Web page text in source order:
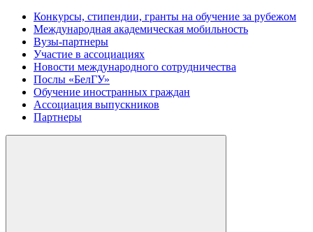
Конкурсы, стипендии, гранты на обучение за рубежом
Международная академическая мобильность
Вузы-партнеры
Участие в ассоциациях
Новости международного сотрудничества
Послы «БелГУ»
Обучение иностранных граждан
Ассоциация выпускников
Партнеры